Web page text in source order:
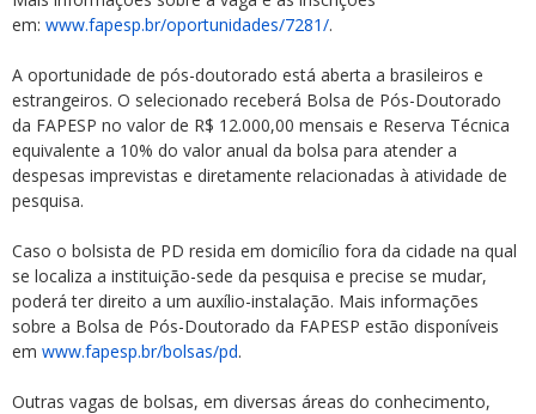
em: www.fapesp.br/oportunidades/7281/.
A oportunidade de pós-doutorado está aberta a brasileiros e
estrangeiros. O selecionado receberá Bolsa de Pós-Doutorado
da FAPESP no valor de R$ 12.000,00 mensais e Reserva Técnica
equivalente a 10% do valor anual da bolsa para atender a
despesas imprevistas e diretamente relacionadas à atividade de
pesquisa.
Caso o bolsista de PD resida em domicílio fora da cidade na qual
se localiza a instituição-sede da pesquisa e precise se mudar,
poderá ter direito a um auxílio-instalação. Mais informações
sobre a Bolsa de Pós-Doutorado da FAPESP estão disponíveis
em www.fapesp.br/bolsas/pd.
Outras vagas de bolsas, em diversas áreas do conhecimento,